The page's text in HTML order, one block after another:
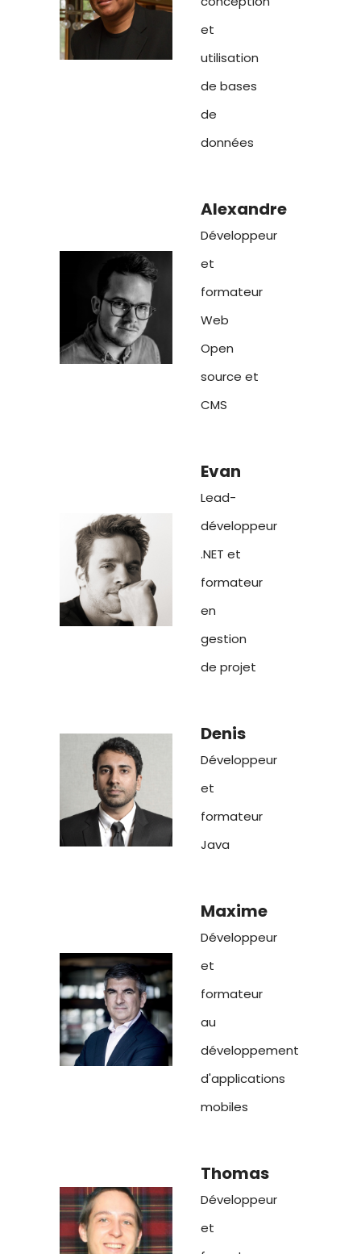
et
utilisation
de bases
de
données
Alexandre
Développeur
et
formateur
Web
Open
source et
CMS
Evan
Lead-
développeur
.NET et
formateur
en
gestion
de projet
Denis
Développeur
et
formateur
Java
Maxime
Développeur
et
formateur
au
développement
d'applications
mobiles
Thomas
Développeur
et